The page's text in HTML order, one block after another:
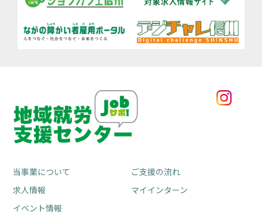
当事業について
ご支援の流れ
求人情報
マイインターン
イベント情報